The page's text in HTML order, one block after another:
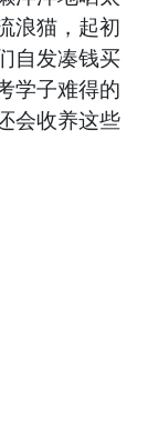
浪猫，起初
自发凑钱买
学子难得的
会收养这些